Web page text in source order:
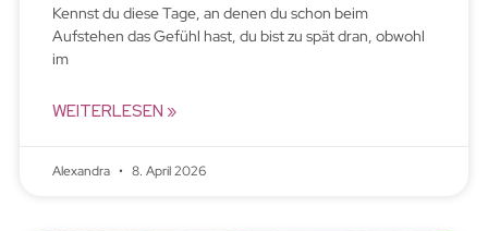
Kennst du diese Tage, an denen du schon beim
Aufstehen das Gefühl hast, du bist zu spät dran, obwohl
im
WEITERLESEN »
Alexandra 8. April 2026